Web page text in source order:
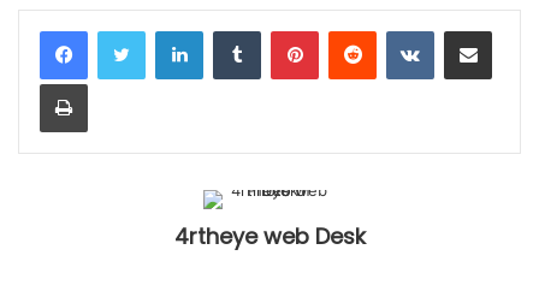
4rtheye web Desk